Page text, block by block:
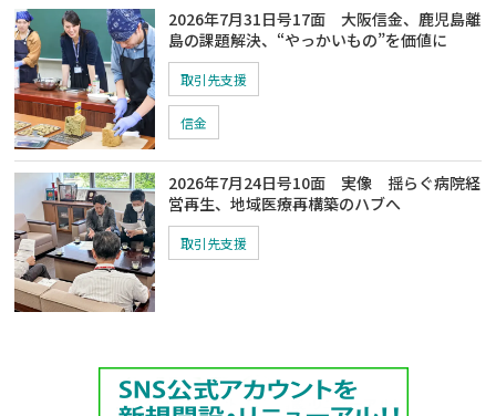
2026年7月31日号17面 大阪信金、鹿児島離
島の課題解決、“やっかいもの”を価値に
取引先支援
信金
2026年7月24日号10面 実像 揺らぐ病院経
営再生、地域医療再構築のハブへ
取引先支援